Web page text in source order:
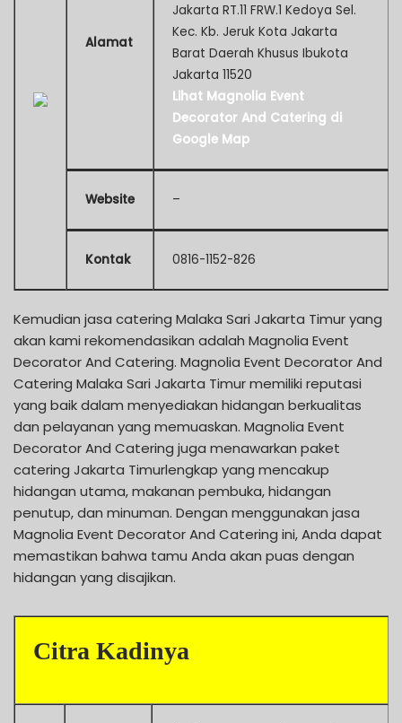
Alamat
Jakarta RT.11 FRW.1 Kedoya Sel.
Kec. Kb. Jeruk Kota Jakarta
Barat Daerah Khusus Ibukota
Jakarta 11520
Lihat Magnolia Event
Decorator And Catering di
Google Map
Website –
Kontak 0816-1152-826
Kemudian jasa catering Malaka Sari Jakarta Timur yang
akan kami rekomendasikan adalah Magnolia Event
Decorator And Catering. Magnolia Event Decorator And
Catering Malaka Sari Jakarta Timur memiliki reputasi
yang baik dalam menyediakan hidangan berkualitas
dan pelayanan yang memuaskan. Magnolia Event
Decorator And Catering juga menawarkan paket
catering Jakarta Timurlengkap yang mencakup
hidangan utama, makanan pembuka, hidangan
penutup, dan minuman. Dengan menggunakan jasa
Magnolia Event Decorator And Catering ini, Anda dapat
memastikan bahwa tamu Anda akan puas dengan
hidangan yang disajikan.
Citra Kadinya